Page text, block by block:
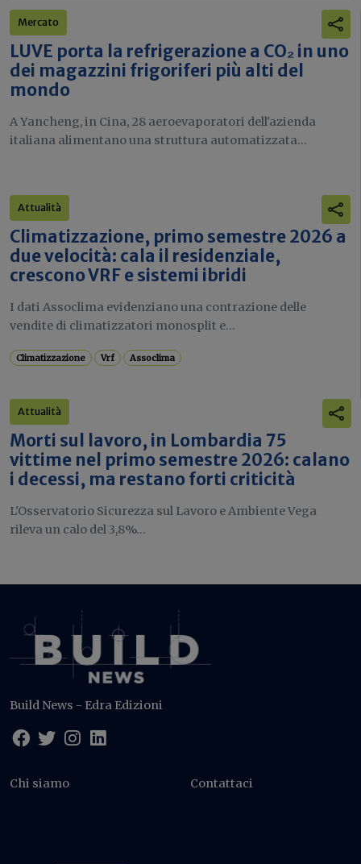
Mercato
LUVE porta la refrigerazione a CO₂ in uno
dei magazzini frigoriferi più alti del
mondo
A Yancheng, in Cina, 28 aeroevaporatori dell'azienda
italiana alimentano una struttura automatizzata...
Attualità
Climatizzazione, primo semestre 2026 a
due velocità: cala il residenziale,
crescono VRF e sistemi ibridi
I dati Assoclima evidenziano una contrazione delle
vendite di climatizzatori monosplit e...
Climatizzazione Vrf Assoclima
Attualità
Morti sul lavoro, in Lombardia 75
vittime nel primo semestre 2026: calano
i decessi, ma restano forti criticità
L'Osservatorio Sicurezza sul Lavoro e Ambiente Vega
rileva un calo del 3,8%...
Build News - Edra Edizioni
Chi siamo Contattaci